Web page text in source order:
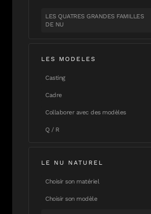
LES QUATRES GRANDES FAMILLES
DE NU
LES MODELES
Casting
Cadre
Collaborer avec des modèles
Q / R
LE NU NATUREL
Choisir son matériel
Choisir son modèle